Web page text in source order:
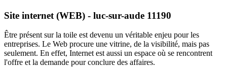
Site internet (WEB) - luc-sur-aude 11190
Être présent sur la toile est devenu un véritable enjeu pour les
entreprises. Le Web procure une vitrine, de la visibilité, mais pas
seulement. En effet, Internet est aussi un espace où se rencontrent
l'offre et la demande pour conclure des affaires.